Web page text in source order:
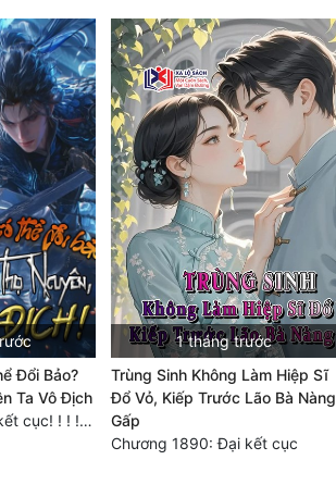
Đổi Bảo?
Ta Vô Địch
Chương 808: Đại kết cục! ! ! ! ! !
1 tháng trước
Trùng Sinh Không Làm Hiệp Sĩ
Đổ Vỏ, Kiếp Trước Lão Bà Nàng
Gấp
Chương 1890: Đại kết cục